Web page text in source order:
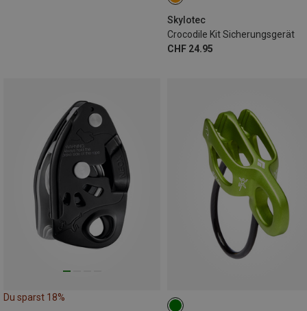
Skylotec
Crocodile Kit Sicherungsgerät
CHF 24.95
Du sparst 18%